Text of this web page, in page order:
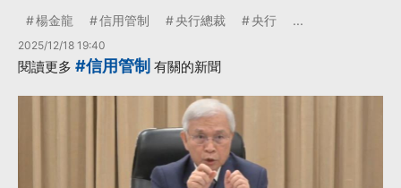
楊金龍 信用管制 央行總裁 央行 ...
2025/12/18 19:40
閱讀更多 #信用管制 有關的新聞